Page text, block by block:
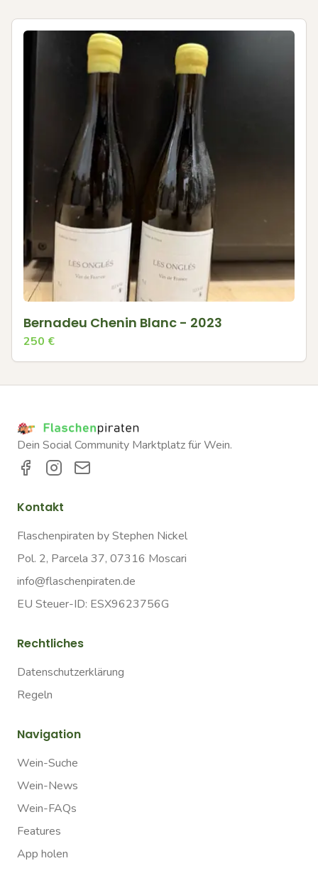
Bernadeu Chenin Blanc - 2023
250 €
Dein Social Community Marktplatz für Wein.
Kontakt
Flaschenpiraten by Stephen Nickel
Pol. 2, Parcela 37, 07316 Moscari
info@flaschenpiraten.de
EU Steuer-ID: ESX9623756G
Rechtliches
Datenschutzerklärung
Regeln
Navigation
Wein-Suche
Wein-News
Wein-FAQs
Features
App holen